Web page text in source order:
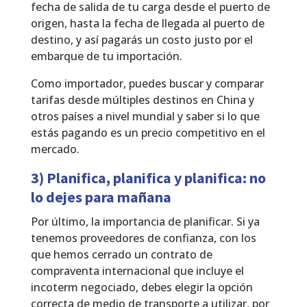
fecha de salida de tu carga desde el puerto de
origen, hasta la fecha de llegada al puerto de
destino, y así pagarás un costo justo por el
embarque de tu importación.
Como importador, puedes buscar y comparar
tarifas desde múltiples destinos en China y
otros países a nivel mundial y saber si lo que
estás pagando es un precio competitivo en el
mercado.
3) Planifica, planifica y planifica: no
lo dejes para mañana
Por último, la importancia de planificar. Si ya
tenemos proveedores de confianza, con los
que hemos cerrado un contrato de
compraventa internacional que incluye el
incoterm negociado, debes elegir la opción
correcta de medio de transporte a utilizar, por